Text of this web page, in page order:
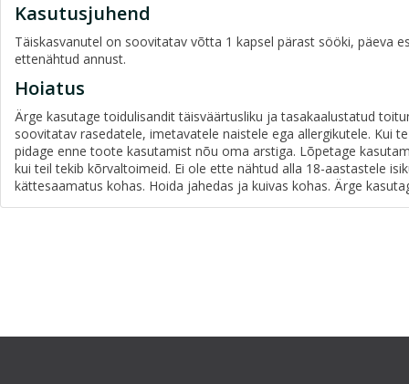
Kasutusjuhend
Täiskasvanutel on soovitatav võtta 1 kapsel pärast sööki, päeva
ettenähtud annust.
Hoiatus
Ärge kasutage toidulisandit täisväärtusliku ja tasakaalustatud
soovitatav rasedatele, imetavatele naistele ega allergikutele. Kui
pidage enne toote kasutamist nõu oma arstiga. Lõpetage
kui teil tekib kõrvaltoimeid. Ei ole ette nähtud alla 18-aastastele
kättesaamatus kohas. Hoida jahedas ja kuivas kohas. Ärge